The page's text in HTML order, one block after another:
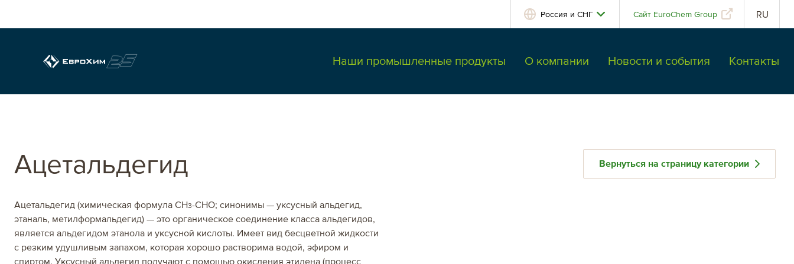
Россия и СНГ Сайт EuroChem Group RU
Наши промышленные продукты О компании Новости и события Контакты
Франция
Германия
Россия
Казахстан
Вернуться на страницу категории
Ацетальдегид
Ацетальдегид (химическая формула CH3-CHO; синонимы — уксусный альдегид,
этаналь, метилформальдегид) — это органическое соединение класса альдегидов,
является альдегидом этанола и уксусной кислоты. Имеет вид бесцветной жидкости
с резким удушливым запахом, которая хорошо растворима водой, эфиром и
спиртом. Уксусный альдегид получают с помощью окисления этилена (процесс